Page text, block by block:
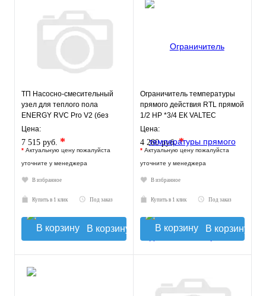
ТП Насосно-смесительный
узел для теплого пола
ENERGY RVC Pro V2 (без
насоса)
Цена:
7 515 руб. *
* Актуальную цену пожалуйста
уточните у менеджера
В избранное
Купить в 1 клик Под заказ
В корзину
Ограничитель температуры
прямого действия RTL прямой
1/2 НР *3/4 ЕК VALTEC
Цена:
4 280 руб.*
* Актуальную цену пожалуйста
уточните у менеджера
В избранное
Купить в 1 клик Под заказ
В корзину